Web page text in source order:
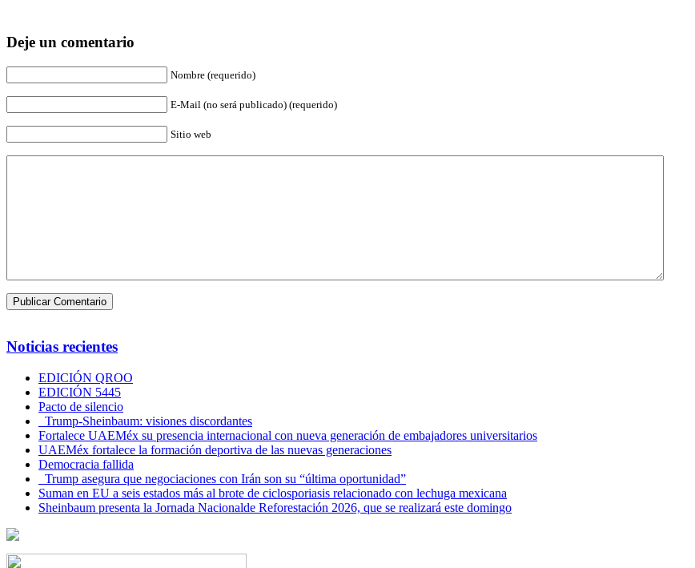
Deje un comentario
Nombre (requerido)
E-Mail (no será publicado) (requerido)
Sitio web
Noticias recientes
EDICIÓN QROO
EDICIÓN 5445
Pacto de silencio
Trump-Sheinbaum: visiones discordantes
Fortalece UAEMéx su presencia internacional con nueva generación de embajadores universitarios
UAEMéx fortalece la formación deportiva de las nuevas generaciones
Democracia fallida
Trump asegura que negociaciones con Irán son su “última oportunidad”
Suman en EU a seis estados más al brote de ciclosporiasis relacionado con lechuga mexicana
Sheinbaum presenta la Jornada Nacionalde Reforestación 2026, que se realizará este domingo